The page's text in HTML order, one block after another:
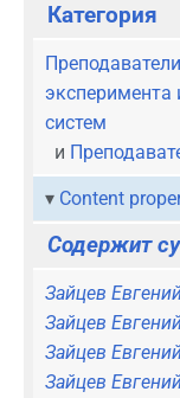
Категория
систем
и
Content
Содержит
Зайцев
Зайцев
Зайцев
Зайцев